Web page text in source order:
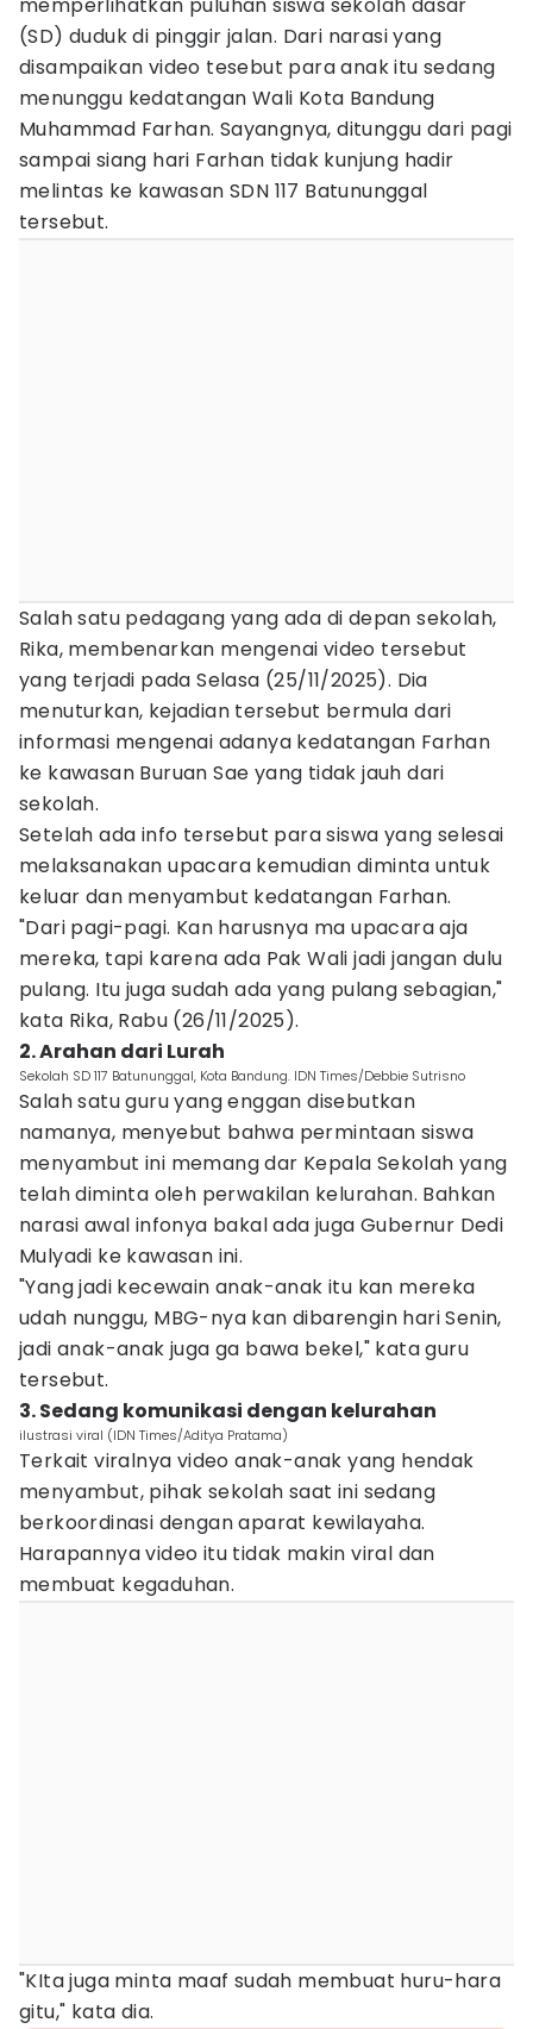
(SD) duduk di pinggir jalan. Dari narasi yang
disampaikan video tesebut para anak itu sedang
menunggu kedatangan Wali Kota Bandung
Muhammad Farhan. Sayangnya, ditunggu dari pagi
sampai siang hari Farhan tidak kunjung hadir
melintas ke kawasan SDN 117 Batununggal
tersebut.
Salah satu pedagang yang ada di depan sekolah,
Rika, membenarkan mengenai video tersebut
yang terjadi pada Selasa (25/11/2025). Dia
menuturkan, kejadian tersebut bermula dari
informasi mengenai adanya kedatangan Farhan
ke kawasan Buruan Sae yang tidak jauh dari
sekolah.
Setelah ada info tersebut para siswa yang selesai
melaksanakan upacara kemudian diminta untuk
keluar dan menyambut kedatangan Farhan.
"Dari pagi-pagi. Kan harusnya ma upacara aja
mereka, tapi karena ada Pak Wali jadi jangan dulu
pulang. Itu juga sudah ada yang pulang sebagian,"
kata Rika, Rabu (26/11/2025).
2. Arahan dari Lurah
Sekolah SD 117 Batununggal, Kota Bandung. IDN Times/Debbie Sutrisno
Salah satu guru yang enggan disebutkan
namanya, menyebut bahwa permintaan siswa
menyambut ini memang dar Kepala Sekolah yang
telah diminta oleh perwakilan kelurahan. Bahkan
narasi awal infonya bakal ada juga Gubernur Dedi
Mulyadi ke kawasan ini.
"Yang jadi kecewain anak-anak itu kan mereka
udah nunggu, MBG-nya kan dibarengin hari Senin,
jadi anak-anak juga ga bawa bekel," kata guru
tersebut.
3. Sedang komunikasi dengan kelurahan
ilustrasi viral (IDN Times/Aditya Pratama)
Terkait viralnya video anak-anak yang hendak
menyambut, pihak sekolah saat ini sedang
berkoordinasi dengan aparat kewilayaha.
Harapannya video itu tidak makin viral dan
membuat kegaduhan.
"KIta juga minta maaf sudah membuat huru-hara
gitu," kata dia.